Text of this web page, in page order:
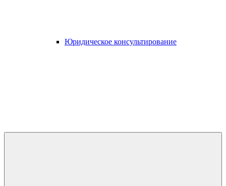
Юридическое консультирование